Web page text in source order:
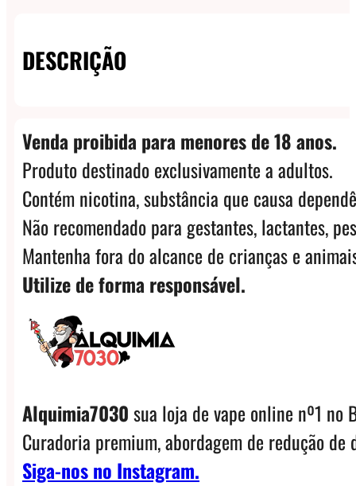
quantidade
DESCRIÇÃO
Venda proibida para menores de 18 anos.
Produto destinado exclusivamente a adultos.
Contém nicotina, substância que causa
Não recomendado para gestantes, lactantes,
Mantenha fora do alcance de crianças e
Utilize de forma responsável.
Alquimia7030sua loja de vape online nº1 no
Curadoria premium, abordagem de redução
Siga-nos no Instagram.